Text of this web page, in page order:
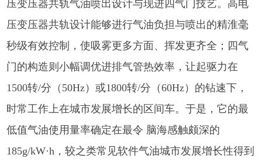
压变压器共轨气油喷出设计与现进四气门技艺。高电
压变压器共轨设计能够进行气油负担与喷出的精淮毫
秒级有效控制，使吸雾更多方面、挥发更齐全；四气
门的构造则小幅调优进排气管热效率，让起驱力在
1500转/分（50Hz）或1800转/分（60Hz）的钻速下，
时常工作上在城市发展增长的区间车。于是，它的最
低值气油使用量率确定在最令 脑海感触颇深的
185g/kW·h，较之类常见软件气油城市发展增长性得到